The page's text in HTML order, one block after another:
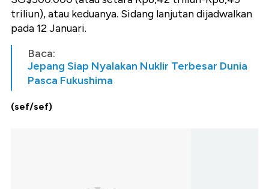
triliun), atau keduanya. Sidang lanjutan dijadwalkan
pada 12 Januari.
Baca:
Jepang Siap Nyalakan Nuklir Terbesar Dunia
Pasca Fukushima
(sef/sef)